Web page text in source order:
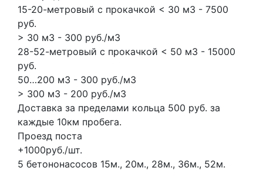
15-20-метровый с прокачкой < 30 м3 - 7500
руб.
> 30 м3 - 300 руб./м3
28-52-метровый с прокачкой < 50 м3 - 15000
руб.
50…200 м3 - 300 руб./м3
> 300 м3 - 200 руб./м3
Доставка за пределами кольца 500 руб. за
каждые 10км пробега.
Проезд поста
+1000руб./шт.
5 бетононасосов 15м., 20м., 28м., 36м., 52м.